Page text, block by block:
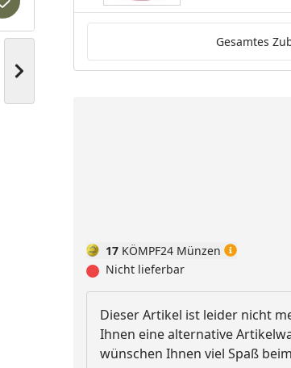
Nächstes Bild anzeigen
Produkt zur Wunschliste hinzufügen
Gesamtes
17 KÖMPF24 Münzen
Nicht lieferbar
Dieser Artikel ist leider nicht
Ihnen eine alternative
wünschen Ihnen viel Spaß